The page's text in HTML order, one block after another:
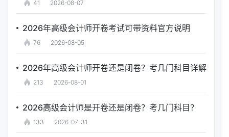
41 2026-08-07
2026年高级会计师开卷考试可带资料官方说明
76 2026-08-05
2026年高级会计师开卷还是闭卷？考几门科目详解
213 2026-08-01
2026高级会计师是开卷还是闭卷？考几门科目？
133 2026-07-31